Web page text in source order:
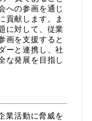
への参画を通じ
貢献します。ま
に対して、従業
画を支援すると
ーと連携し、社
な発展を目指し
業活動に脅威を